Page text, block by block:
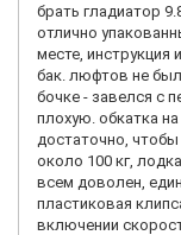
брать гладиатор
отлично
месте, инструкция
бак. люфтов не
бочке - завелся с
плохую. обкатка
достаточно, чтобы
около 100 кг,
всем доволен,
пластиковая
включении